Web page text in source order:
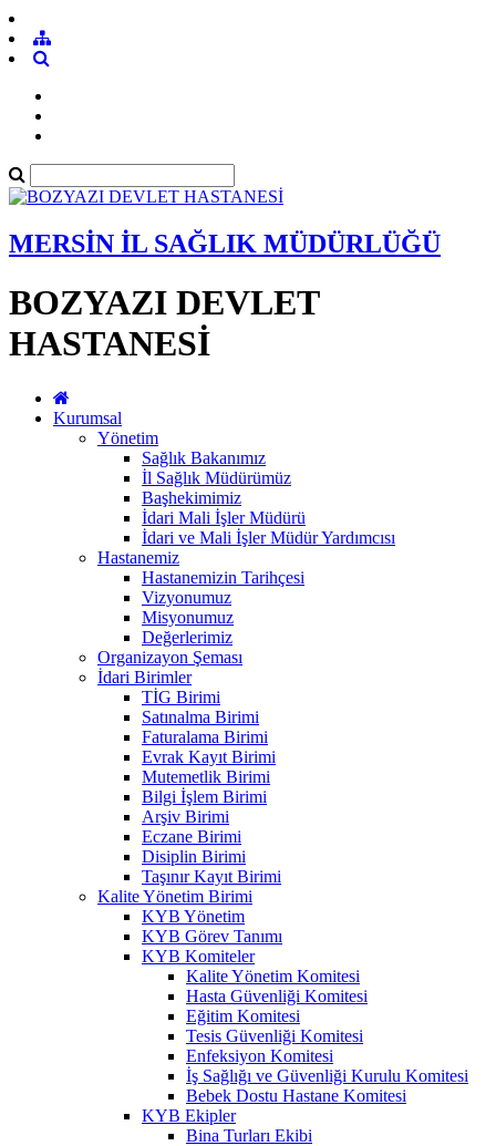
MERSİN İL SAĞLIK MÜDÜRLÜĞÜ
BOZYAZI DEVLET
HASTANESİ
Kurumsal
Yönetim
Sağlık Bakanımız
İl Sağlık Müdürümüz
Başhekimimiz
İdari Mali İşler Müdürü
İdari ve Mali İşler Müdür Yardımcısı
Hastanemiz
Hastanemizin Tarihçesi
Vizyonumuz
Misyonumuz
Değerlerimiz
Organizayon Şeması
İdari Birimler
TİG Birimi
Satınalma Birimi
Faturalama Birimi
Evrak Kayıt Birimi
Mutemetlik Birimi
Bilgi İşlem Birimi
Arşiv Birimi
Eczane Birimi
Disiplin Birimi
Taşınır Kayıt Birimi
Kalite Yönetim Birimi
KYB Yönetim
KYB Görev Tanımı
KYB Komiteler
Kalite Yönetim Komitesi
Hasta Güvenliği Komitesi
Eğitim Komitesi
Tesis Güvenliği Komitesi
Enfeksiyon Komitesi
İş Sağlığı ve Güvenliği Kurulu Komitesi
Bebek Dostu Hastane Komitesi
KYB Ekipler
Bina Turları Ekibi